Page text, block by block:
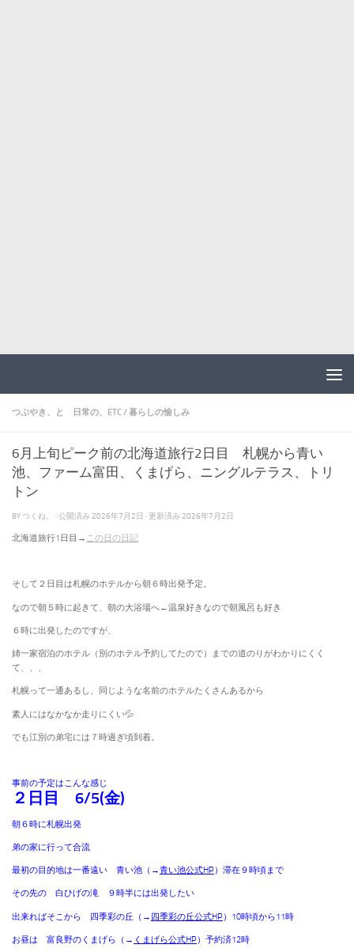
つぶやき、と 日常の、ETC/ 暮らしの愉しみ
6月上旬ピーク前の北海道旅行2日目 札幌から青い
池、ファーム富田、くまげら、ニングルテラス、トリ
トン
BYつくね。 · 公開済み 2026年7月2日 · 更新済み 2026年7月2日
北海道旅行1日目→ この日の日記
そして２日目は札幌のホテルから朝６時出発予定。
なので朝５時に起きて、朝の大浴場へ←温泉好きなので朝風呂も好き
６時に出発したのですが、
姉一家宿泊のホテル（別のホテル予約してたので）までの道のりがわかりにくく
て、、、
札幌って一通あるし、同じような名前のホテルたくさんあるから
素人にはなかなか走りにくい💦
でも江別の弟宅には７時過ぎ頃到着。
事前の予定はこんな感じ
２日目 6/5(金)
朝６時に札幌出発
弟の家に行って合流
最初の目的地は一番遠い 青い池（→青い池公式HP）滞在９時頃まで
その先の 白ひげの滝 ９時半には出発したい
出来ればそこから 四季彩の丘（→ 四季彩の丘公式HP）10時頃から11時
お昼は 富良野のくまげら（→ くまげら公式HP）予約済12時